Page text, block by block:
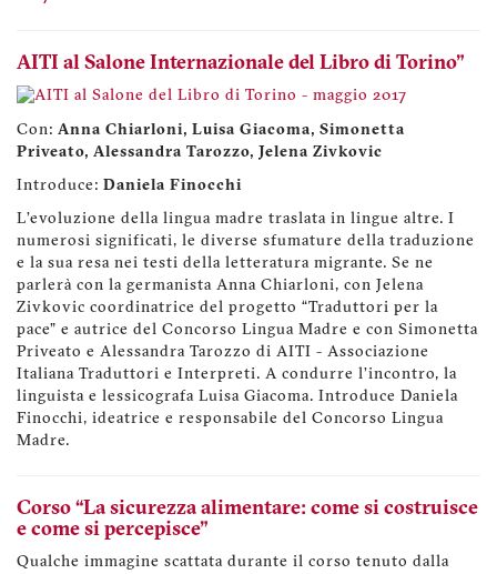
AITI al Salone Internazionale del Libro di Torino"
Con: Anna Chiarloni, Luisa Giacoma, Simonetta
Priveato, Alessandra Tarozzo, Jelena Zivkovic
Introduce: Daniela Finocchi
L’evoluzione della lingua madre traslata in lingue altre. I
numerosi significati, le diverse sfumature della traduzione
e la sua resa nei testi della letteratura migrante. Se ne
parlerà con la germanista Anna Chiarloni, con Jelena
Zivkovic coordinatrice del progetto “Traduttori per la
pace” e autrice del Concorso Lingua Madre e con Simonetta
Priveato e Alessandra Tarozzo di AITI - Associazione
Italiana Traduttori e Interpreti. A condurre l’incontro, la
linguista e lessicografa Luisa Giacoma. Introduce Daniela
Finocchi, ideatrice e responsabile del Concorso Lingua
Madre.
Corso “La sicurezza alimentare: come si costruisce
e come si percepisce"
Qualche immagine scattata durante il corso tenuto dalla